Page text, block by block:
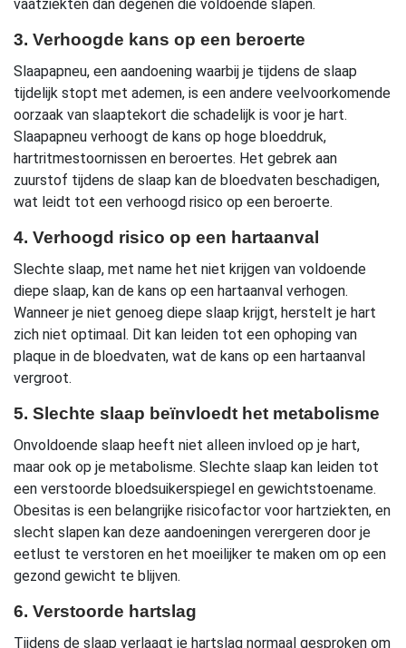
vaatziekten dan degenen die voldoende slapen.
3. Verhoogde kans op een beroerte
Slaapapneu, een aandoening waarbij je tijdens de slaap
tijdelijk stopt met ademen, is een andere veelvoorkomende
oorzaak van slaaptekort die schadelijk is voor je hart.
Slaapapneu verhoogt de kans op hoge bloeddruk,
hartritmestoornissen en beroertes. Het gebrek aan
zuurstof tijdens de slaap kan de bloedvaten beschadigen,
wat leidt tot een verhoogd risico op een beroerte.
4. Verhoogd risico op een hartaanval
Slechte slaap, met name het niet krijgen van voldoende
diepe slaap, kan de kans op een hartaanval verhogen.
Wanneer je niet genoeg diepe slaap krijgt, herstelt je hart
zich niet optimaal. Dit kan leiden tot een ophoping van
plaque in de bloedvaten, wat de kans op een hartaanval
vergroot.
5. Slechte slaap beïnvloedt het metabolisme
Onvoldoende slaap heeft niet alleen invloed op je hart,
maar ook op je metabolisme. Slechte slaap kan leiden tot
een verstoorde bloedsuikerspiegel en gewichtstoename.
Obesitas is een belangrijke risicofactor voor hartziekten, en
slecht slapen kan deze aandoeningen verergeren door je
eetlust te verstoren en het moeilijker te maken om op een
gezond gewicht te blijven.
6. Verstoorde hartslag
Tijdens de slaap verlaagt je hartslag normaal gesproken om